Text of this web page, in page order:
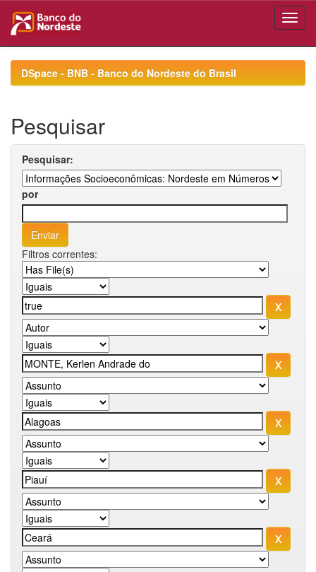
navigationDSpace - BNB - Banco do Nordeste do Brasil
Pesquisar
Pesquisar:
por
Filtros correntes: